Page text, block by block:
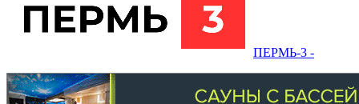
ПЕРМЬ-3 -